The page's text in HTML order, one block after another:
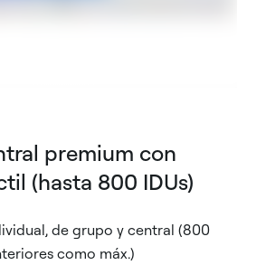
premium con
(hasta 800 IDUs)
de grupo y central (800
como máx.)